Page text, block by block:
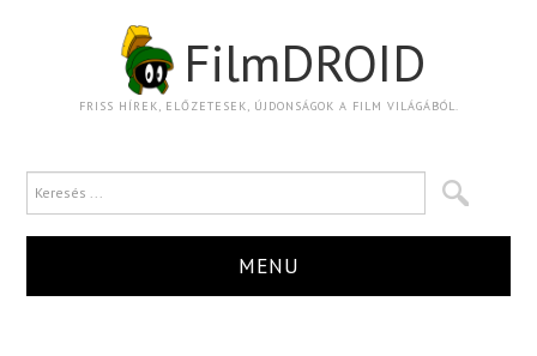
FilmDROID
FRISS HÍREK, ELŐZETESEK, ÚJDONSÁGOK A FILM VILÁGÁBÓL.
MENU